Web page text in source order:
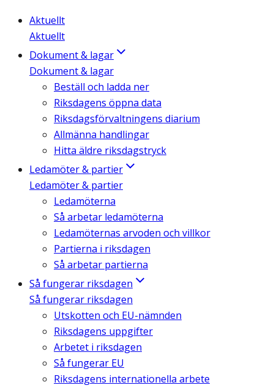
Aktuellt
Aktuellt
Dokument & lagar
Dokument & lagar
Beställ och ladda ner
Riksdagens öppna data
Riksdagsförvaltningens diarium
Allmänna handlingar
Hitta äldre riksdagstryck
Ledamöter & partier
Ledamöter & partier
Ledamöterna
Så arbetar ledamöterna
Ledamöternas arvoden och villkor
Partierna i riksdagen
Så arbetar partierna
Så fungerar riksdagen
Så fungerar riksdagen
Utskotten och EU-nämnden
Riksdagens uppgifter
Arbetet i riksdagen
Så fungerar EU
Riksdagens internationella arbete